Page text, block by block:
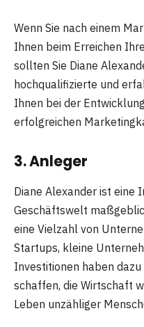
Wenn Sie nach einem
Ihnen beim Erreichen
sollten Sie Diane
hochqualifizierte und
Ihnen bei der
erfolgreichen
3. Anleger
Diane Alexander ist eine
Geschäftswelt
eine Vielzahl von
Startups, kleine
Investitionen haben
schaffen, die Wirtschaft
Leben unzähliger